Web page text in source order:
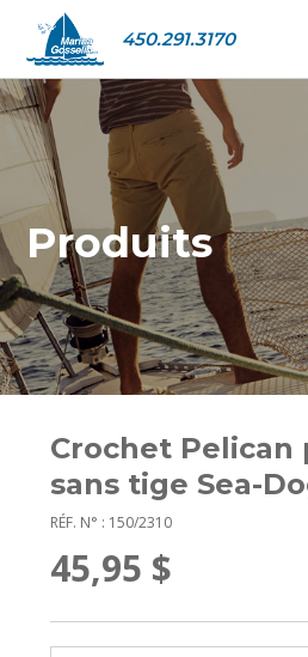
450.291.3170
Produits
Crochet Pelican
sans tige Sea-
RÉF. N° : 150/2310
45,95 $